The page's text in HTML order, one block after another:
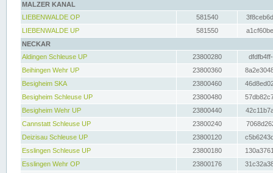
MALZER KANAL
LIEBENWALDE OP
581540
LIEBENWALDE UP
581550
NECKAR
Aldingen Schleuse UP
23800280
Beihingen Wehr UP
23800360
Besigheim SKA
23800460
Besigheim Schleuse UP
23800480
Besigheim Wehr UP
23800440
Cannstatt Schleuse UP
23800240
Deizisau Schleuse UP
23800120
Esslingen Schleuse UP
23800180
Esslingen Wehr OP
23800176